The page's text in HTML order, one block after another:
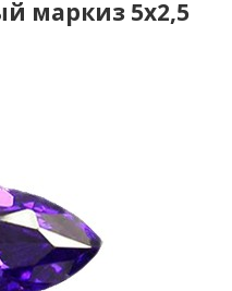
маркиз 5х2,5